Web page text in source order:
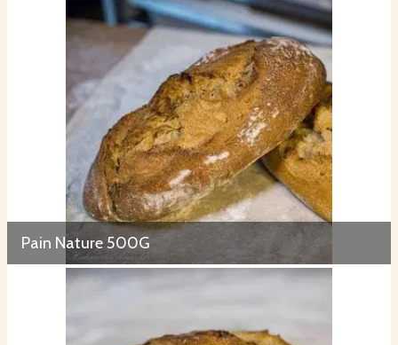
Pain Nature 500G